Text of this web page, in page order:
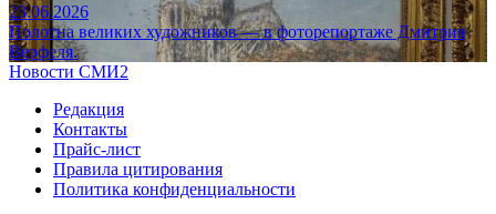
23.06.2026
Полотна великих художников — в фоторепортаже Дмитрия
Верфеля.
Новости СМИ2
Редакция
Контакты
Прайс-лист
Правила цитирования
Политика конфиденциальности